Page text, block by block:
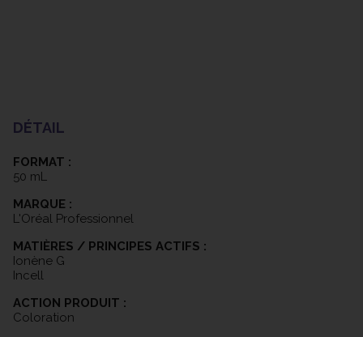
DÉTAIL
FORMAT :
50 mL
MARQUE :
L'Oréal Professionnel
MATIÈRES / PRINCIPES ACTIFS :
Ionène G
Incell
ACTION PRODUIT :
Coloration